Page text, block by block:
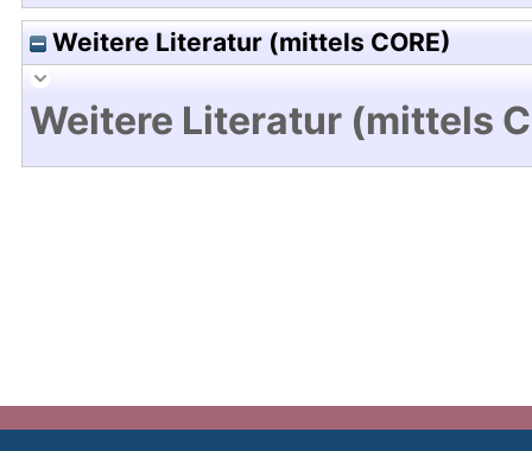
Weitere Literatur (mittels CORE)
Weitere Literatur (mittels